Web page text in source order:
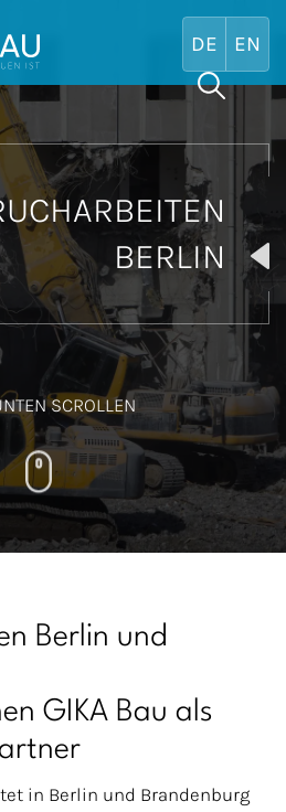
Search
BERLIN
SCROLLEN
Berlin und
GIKA Bau als
in Berlin und Brandenburg